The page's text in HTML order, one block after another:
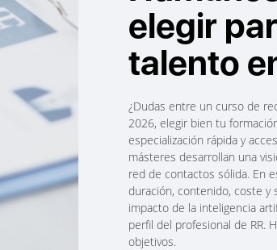
elegir
talento
¿Dudas entre un curso de
2026, elegir bien tu
especialización rápida y
másteres desarrollan una
red de contactos sólida. En
duración, contenido, coste y
impacto de la inteligencia
perfil del profesional de RR.
objetivos.